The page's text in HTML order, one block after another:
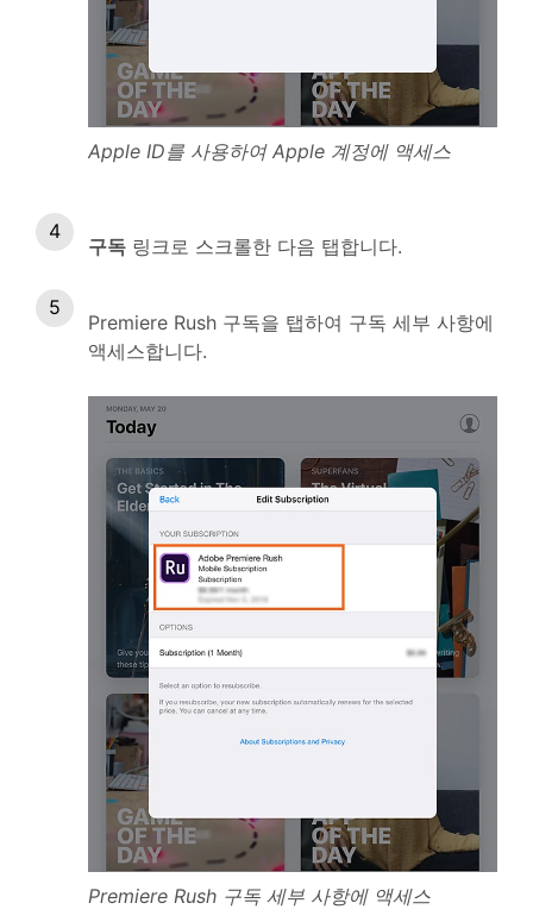
Apple ID를 사용하여 Apple 계정에 액세스
구독 링크로 스크롤한 다음 탭합니다.
Premiere Rush 구독을 탭하여 구독 세부 사항에
액세스합니다.
Premiere Rush 구독 세부 사항에 액세스